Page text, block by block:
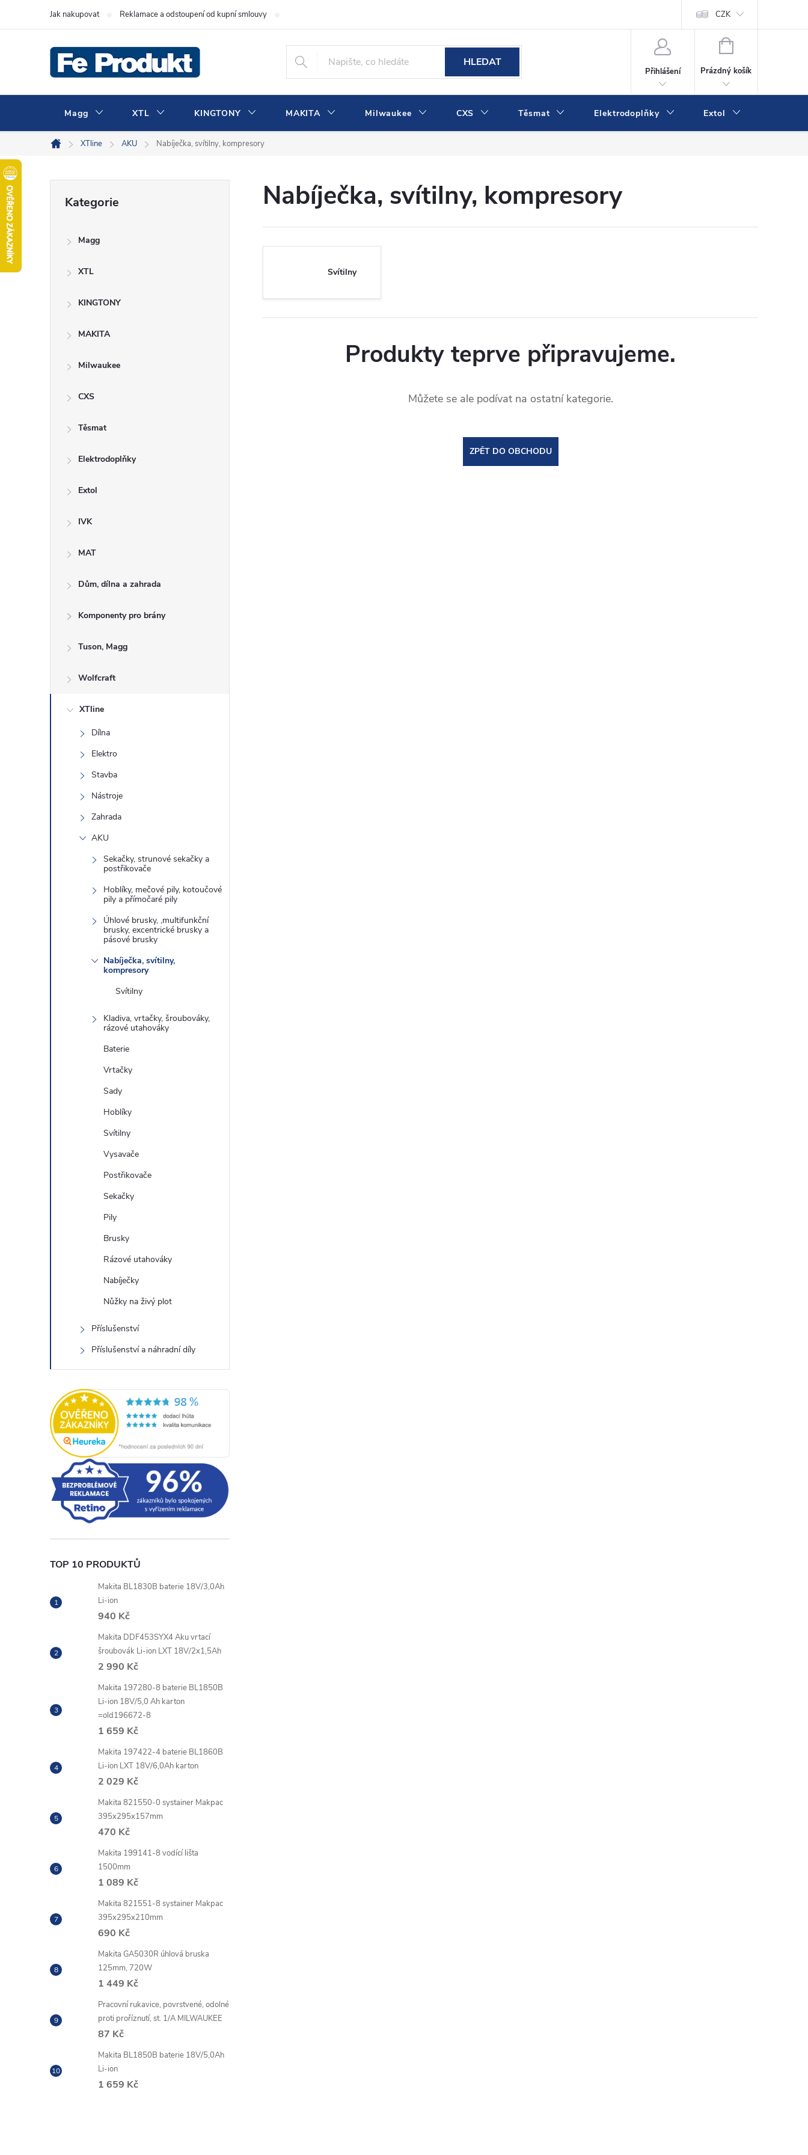
Jak nakupovat Reklamace a odstoupení od kupní smlouvy Kontakty
CZK
HLEDAT
Přihlášení
NÁKUPNÍ
Prázdný košík
Magg XTL KINGTONY MAKITA Milwaukee CXS Těsmat Elektrodoplňky Extol
Domů
XTline AKU Nabíječka, svítilny, kompresory
kategorie
Kategorie
Magg
XTL
KINGTONY
MAKITA
Milwaukee
CXS
Těsmat
Elektrodoplňky
Extol
IVK
MAT
Dům, dílna a zahrada
Komponenty pro brány
Tuson, Magg
Wolfcraft
XTline
Dílna
Elektro
Stavba
Nástroje
Zahrada
AKU
Sekačky, strunové sekačky a
postřikovače
Hoblíky, mečové pily, kotoučové
pily a přímočaré pily
Úhlové brusky, ,multifunkční
brusky, excentrické brusky a
pásové brusky
Nabíječka, svítilny,
kompresory
Svítilny
Kladiva, vrtačky, šroubováky,
rázové utahováky
Baterie
Vrtačky
Sady
Hoblíky
Svítilny
Vysavače
Postřikovače
Sekačky
Pily
Brusky
Rázové utahováky
Nabíječky
Nůžky na živý plot
Příslušenství
Příslušenství a náhradní díly
TOP 10 PRODUKTŮ
Makita BL1830B baterie 18V/3,0Ah
Li-ion
940 Kč
Makita DDF453SYX4 Aku vrtací
šroubovák Li-ion LXT 18V/2x1,5Ah
2 990 Kč
Makita 197280-8 baterie BL1850B
Li-ion 18V/5,0 Ah karton
=old196672-8
1 659 Kč
Makita 197422-4 baterie BL1860B
Li-ion LXT 18V/6,0Ah karton
2 029 Kč
Makita 821550-0 systainer Makpac
395x295x157mm
470 Kč
Makita 199141-8 vodící lišta
1500mm
1 089 Kč
Makita 821551-8 systainer Makpac
395x295x210mm
690 Kč
Makita GA5030R úhlová bruska
125mm, 720W
1 449 Kč
Pracovní rukavice, povrstvené, odolné
proti proříznutí, st. 1/A MILWAUKEE
87 Kč
Makita BL1850B baterie 18V/5,0Ah
Li-ion
1 659 Kč
Nabíječka, svítilny, kompresory
Svítilny
Produkty teprve připravujeme.
Můžete se ale podívat na ostatní kategorie.
ZPĚT DO OBCHODU